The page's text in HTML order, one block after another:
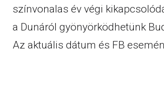
színvonalas év végi
a Dunáról gyönyörködhetünk
Az aktuális dátum és FB